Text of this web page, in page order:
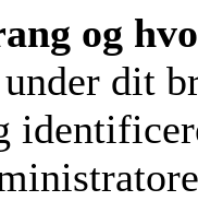
og
under dit